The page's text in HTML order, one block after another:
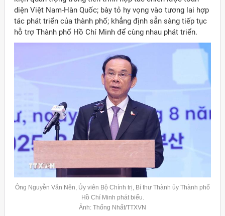
diện Việt Nam-Hàn Quốc; bày tỏ hy vọng vào tương lai hợp
tác phát triển của thành phố; khẳng định sẵn sàng tiếp tục
hỗ trợ Thành phố Hồ Chí Minh để cùng nhau phát triển.
Ông Nguyễn Văn Nên, Ủy viên Bộ Chính trị, Bí thư Thành ủy Thành phố
Hồ Chí Minh phát biểu.
Ảnh: Thống Nhất/TTXVN